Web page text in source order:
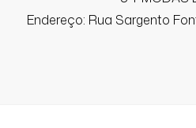
Endereço: Rua Sargento